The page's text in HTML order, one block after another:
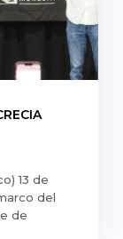
13 de
del
de